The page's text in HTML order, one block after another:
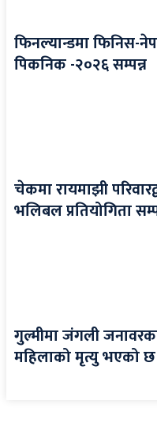
फिनल्यान्डमा फिनिस-
पिकनिक -२०२६ सम्पन्न
चेकमा रायमाझी
भलिबल प्रतियोगिता
गुल्मीमा जंगली
महिलाको मृत्यु भएको छ